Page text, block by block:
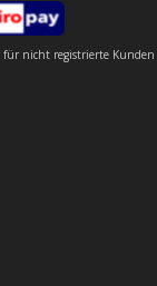
für nicht registrierte Kunden